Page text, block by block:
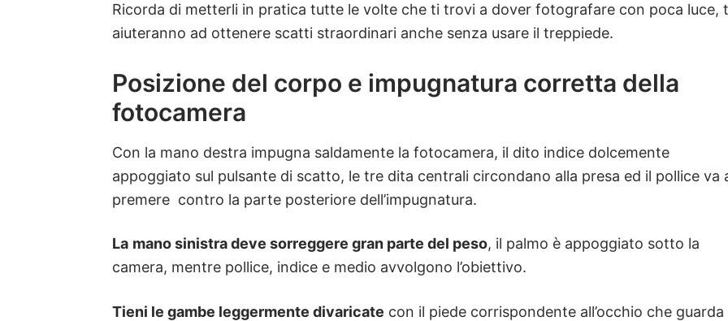
Ricorda di metterli in pratica tutte le volte che ti trovi a dover fotografare con poca luce,
aiuteranno ad ottenere scatti straordinari anche senza usare il treppiede.
Posizione del corpo e impugnatura corretta della
fotocamera
Con la mano destra impugna saldamente la fotocamera, il dito indice dolcemente
appoggiato sul pulsante di scatto, le tre dita centrali circondano alla presa ed il pollice va
premere contro la parte posteriore dell’impugnatura.
La mano sinistra deve sorreggere gran parte del peso, il palmo è appoggiato sotto la
camera, mentre pollice, indice e medio avvolgono l’obiettivo.
Tieni le gambe leggermente divaricate con il piede corrispondente all’occhio che guarda